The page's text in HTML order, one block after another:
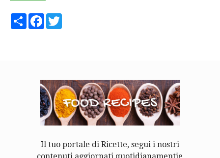
ShareFacebook
Il tuo portale di Ricette, segui i nostri